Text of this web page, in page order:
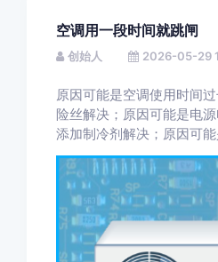
空调用一段时间就跳闸
创始人 2026-05-29
原因可能是空调使用时间
险丝解决；原因可能是电
添加制冷剂解决；原因可